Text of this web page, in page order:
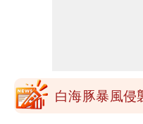
北部
白海豚暴風